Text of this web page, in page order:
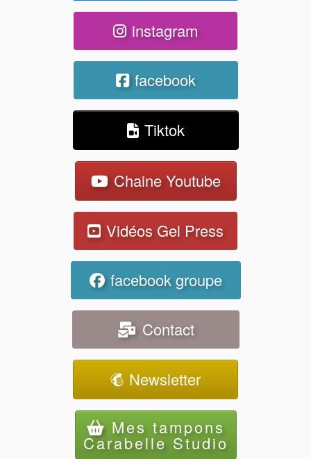
instagram
facebook
Tiktok
Chaine Youtube
Vidéos Gel Press
facebook groupe
Contact
Newsletter
Mes tampons
Carabelle Studio